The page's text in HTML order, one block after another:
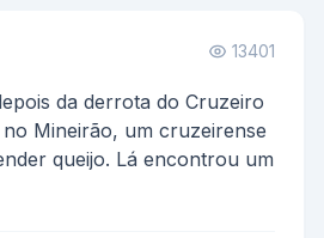
13401
da derrota do Cruzeiro
Mineirão, um cruzeirense
queijo. Lá encontrou um